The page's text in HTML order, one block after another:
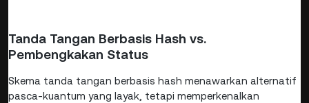
Tanda Tangan Berbasis Hash vs.
Pembengkakan Status
Skema tanda tangan berbasis hash menawarkan alternatif
pasca-kuantum yang layak, tetapi memperkenalkan